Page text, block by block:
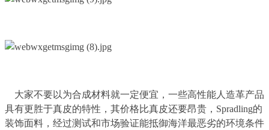
大家不要以为合成材料就一定便宜，一些高性能人造革产品
具有更胜于真皮的特性，其价格比真皮还要昂贵，Spradling的
装饰面料，经过测试和市场验证能抵御海洋最恶劣的环境条件